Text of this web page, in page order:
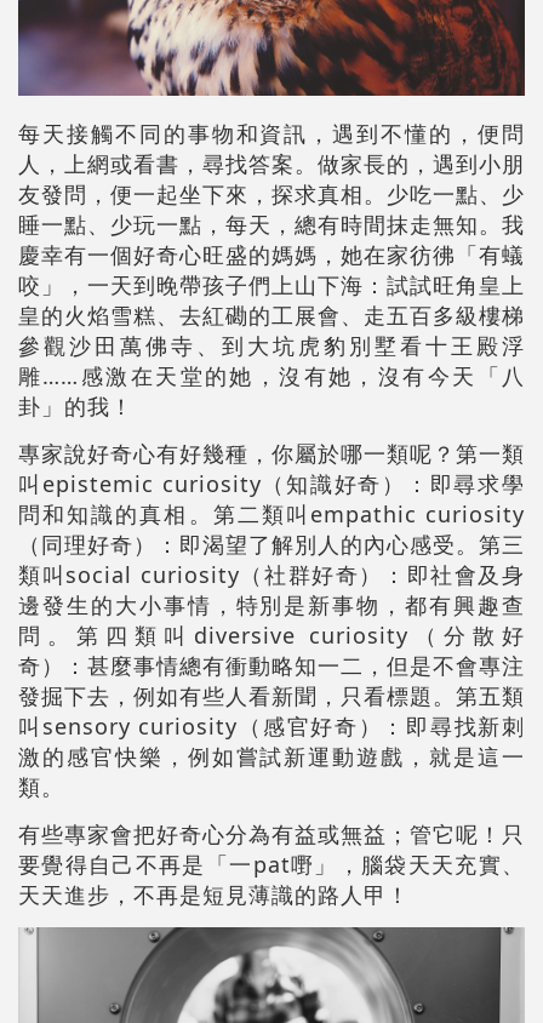
每天接觸不同的事物和資訊，遇到不懂的，便問
人，上網或看書，尋找答案。做家長的，遇到小朋
友發問，便一起坐下來，探求真相。少吃一點、少
睡一點、少玩一點，每天，總有時間抹走無知。我
慶幸有一個好奇心旺盛的媽媽，她在家彷彿「有蟻
咬」，一天到晚帶孩子們上山下海：試試旺角皇上
皇的火焰雪糕、去紅磡的工展會、走五百多級樓梯
參觀沙田萬佛寺、到大坑虎豹別墅看十王殿浮
雕……感激在天堂的她，沒有她，沒有今天「八
卦」的我！
專家說好奇心有好幾種，你屬於哪一類呢？第一類
叫epistemic curiosity（知識好奇）：即尋求學
問和知識的真相。第二類叫empathic curiosity
（同理好奇）：即渴望了解別人的內心感受。第三
類叫social curiosity（社群好奇）：即社會及身
邊發生的大小事情，特別是新事物，都有興趣查
問。第四類叫diversive curiosity（分散好
奇）：甚麼事情總有衝動略知一二，但是不會專注
發掘下去，例如有些人看新聞，只看標題。第五類
叫sensory curiosity（感官好奇）：即尋找新刺
激的感官快樂，例如嘗試新運動遊戲，就是這一
類。
有些專家會把好奇心分為有益或無益；管它呢！只
要覺得自己不再是「一pat嘢」，腦袋天天充實、
天天進步，不再是短見薄識的路人甲！